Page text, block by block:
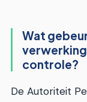
Wat
controle?
De Autoriteit